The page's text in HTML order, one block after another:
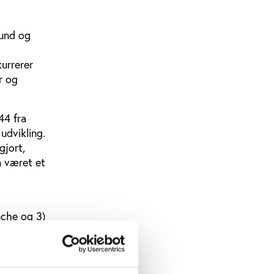
og
og
fra
været et
og 3)
år.
frivillig